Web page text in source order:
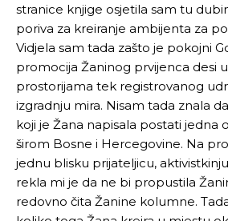
stranice knjige osjetila sam tu
poriva za kreiranje ambijenta za
Vidjela sam tada zašto je pokojni
promocija Žaninog prvijenca desi
prostorijama tek registrovanog
izgradnju mira. Nisam tada znala
koji je Žana napisala postati jedna
širom Bosne i Hercegovine. Na
jednu blisku prijateljicu,
rekla mi je da ne bi propustila
redovno čita Žanine kolumne.